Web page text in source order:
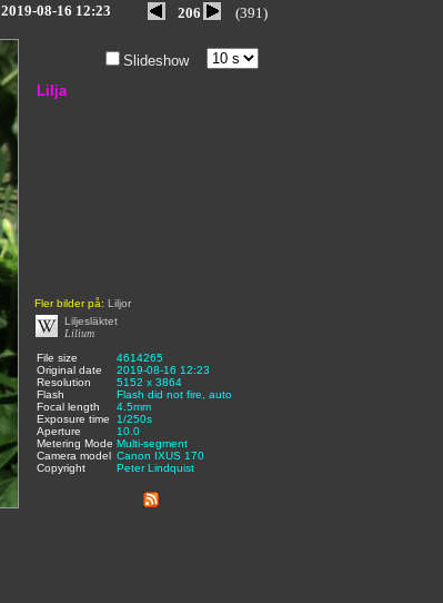
2019-08-16 12:23 206 (391)
Slideshow
Lilja
Fler bilder på: Liljor
Liljesläktet
Lilium
File size
4614265
Original date
2019-08-16 12:23
Resolution
5152 x 3864
Flash
Flash did not fire, auto
Focal length
4.5mm
Exposure time
1/250s
Aperture
10.0
Metering Mode Multi-segment
Camera model Canon IXUS 170
Copyright
Peter Lindquist